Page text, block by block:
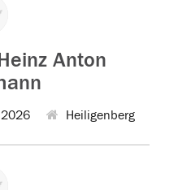
Anton
Heiligenberg